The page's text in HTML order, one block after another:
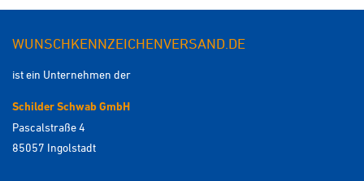
WUNSCHKENNZEICHENVERSAND.DE
ist ein Unternehmen der
Schilder Schwab GmbH
Pascalstraße 4
85057 Ingolstadt